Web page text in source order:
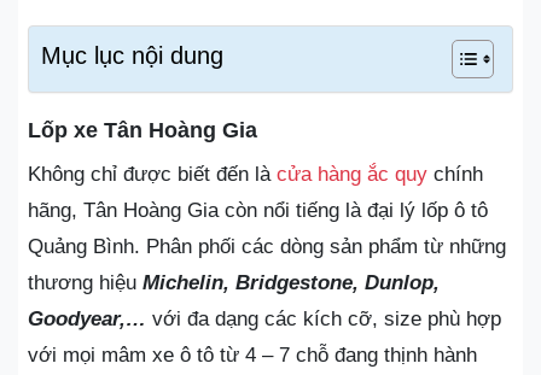
Mục lục nội dung
Lốp xe Tân Hoàng Gia
Không chỉ được biết đến là cửa hàng ắc quy chính
hãng, Tân Hoàng Gia còn nổi tiếng là đại lý lốp ô tô
Quảng Bình. Phân phối các dòng sản phẩm từ những
thương hiệu Michelin, Bridgestone, Dunlop,
Goodyear,… với đa dạng các kích cỡ, size phù hợp
với mọi mâm xe ô tô từ 4 – 7 chỗ đang thịnh hành